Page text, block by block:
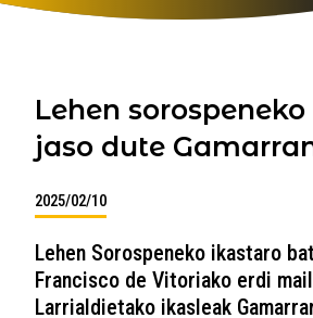
Lehen
jaso dute
2025/02/10
Lehen Sorospeneko ikastaro
Francisco de Vitoriako erdi
Larrialdietako ikasleak